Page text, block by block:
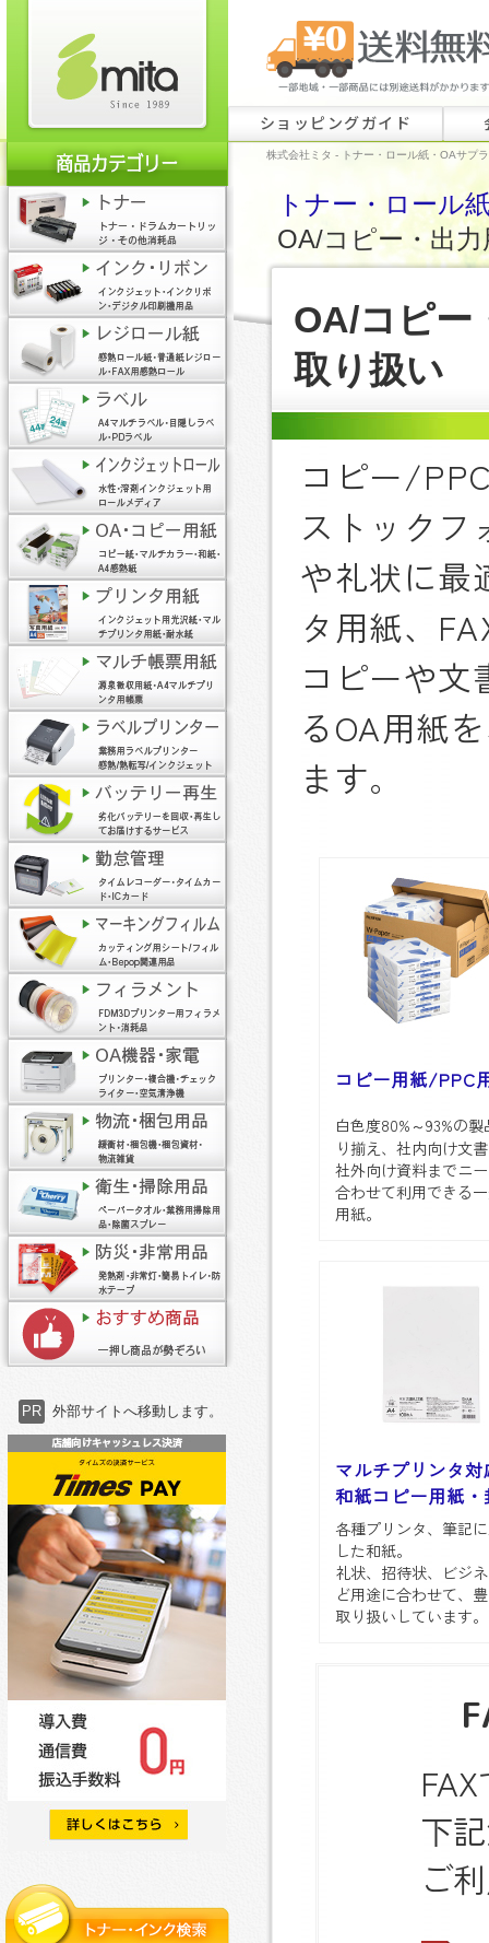
PR 外部サイトへ移動します。
ショッピングガイド
株式会社ミタ - トナー・ロール紙・OAサプ
トナー・ロール
OA/コピー・出
OA/コピー
取り扱い
コピー/
ストックフ
や礼状に最
タ用紙、
コピーや文
るOA用紙
ます。
コピー用紙/PPC
白色度80%～93%の
り揃え、社内向け文
社外向け資料までニ
合わせて利用できる
用紙。
マルチプリンタ対
和紙コピー用紙
各種プリンタ、筆記
した和紙。
礼状、招待状、ビジ
ど用途に合わせて、
取り扱いしています。
下
ご